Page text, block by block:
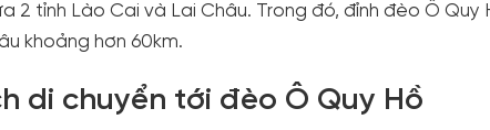
2 tỉnh Lào Cai và Lai Châu. Trong đó, đỉnh đèo Ô
khoảng hơn 60km.
di chuyển tới đèo Ô Quy Hồ